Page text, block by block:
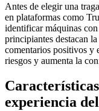
Antes de elegir una
en plataformas como
identificar máquinas
principiantes destacan
comentarios positivos y
riesgos y aumenta la
experiencia